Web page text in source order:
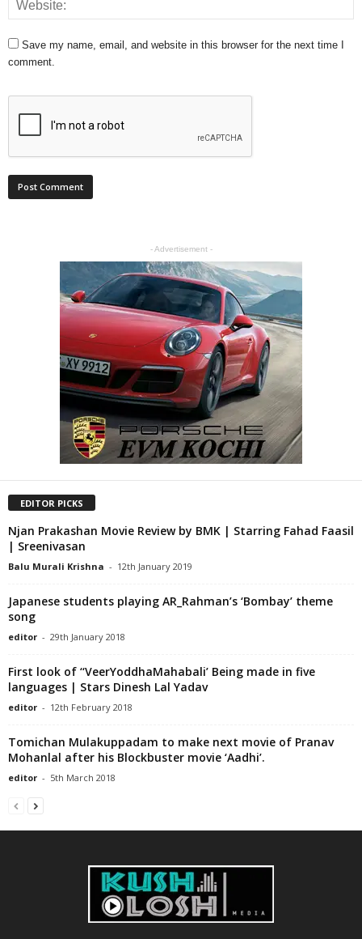
Save my name, email, and website in this browser for the next time I
comment.
- Advertisement -
EDITOR PICKS
Njan Prakashan Movie Review by BMK | Starring Fahad Faasil
| Sreenivasan
Balu Murali Krishna - 12th January 2019
Japanese students playing AR_Rahman’s ‘Bombay’ theme
song
editor - 29th January 2018
First look of ‘‘VeerYoddhaMahabali’ Being made in five
languages | Stars Dinesh Lal Yadav
editor - 12th February 2018
Tomichan Mulakuppadam to make next movie of Pranav
Mohanlal after his Blockbuster movie ‘Aadhi’.
editor - 5th March 2018